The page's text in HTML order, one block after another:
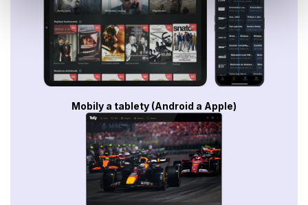
Mobily a tablety (Android a Apple)